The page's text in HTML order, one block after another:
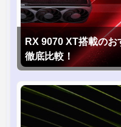
RX 9070 XT搭載の
徹底比較！